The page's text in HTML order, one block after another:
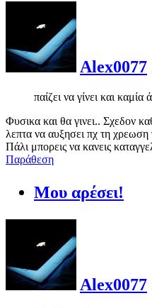
Alex0077
παίζει να γίνει και
Φυσικα και θα γινει.. Σχεδον
λεπτα να αυξησει πχ τη
Πάλι μπορεις να κανεις
Παράθεση
Μου αρέσει!
Alex0077